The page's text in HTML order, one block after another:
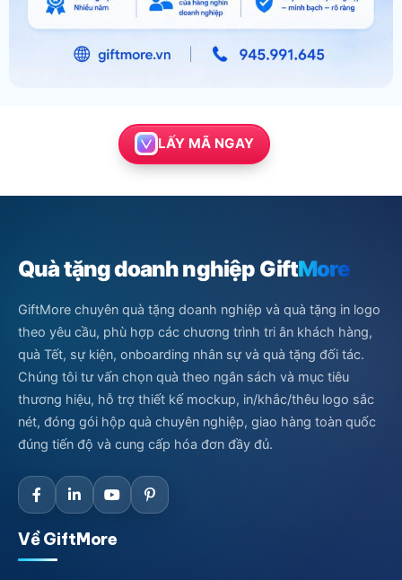
LẤY MÃ NGAY
Quà tặng doanh nghiệp GiftMore
GiftMore chuyên quà tặng doanh nghiệp và quà tặng in logo
theo yêu cầu, phù hợp các chương trình tri ân khách hàng,
quà Tết, sự kiện, onboarding nhân sự và quà tặng đối tác.
Chúng tôi tư vấn chọn quà theo ngân sách và mục tiêu
thương hiệu, hỗ trợ thiết kế mockup, in/khắc/thêu logo sắc
nét, đóng gói hộp quà chuyên nghiệp, giao hàng toàn quốc
đúng tiến độ và cung cấp hóa đơn đầy đủ.
Về GiftMore